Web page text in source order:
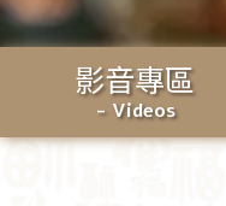
影音專區
- Videos